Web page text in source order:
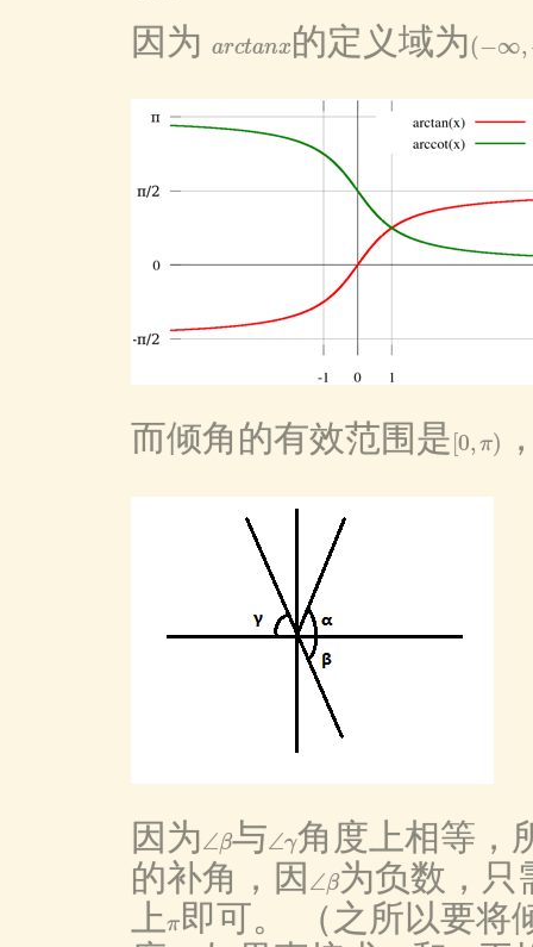
因为 arctanx
arctanx 的定义域为(−∞,
( −∞,+∞
而倾角的有效范围是 [0, π)
0,π)
因为∠β
∠β与∠γ
∠γ角度上相等，
的补角，因 ∠β
∠β 为负数，只
上 π
π 即可。 （之所以要将